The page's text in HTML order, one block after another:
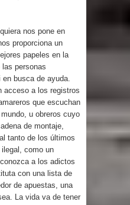
nos pone en
proporciona un
papeles en la
personas
busca de ayuda.
acceso a los registros
que escuchan
u obreros cuyo
de montaje,
tanto de los últimos
como un
a los adictos
con una lista de
de apuestas, una
La vida va de tener